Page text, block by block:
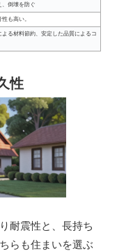
、倒壊を防ぐ
も高い。
る材料節約、安定した品質によるコ
性
耐震性と、長持ち
らも住まいを選ぶ